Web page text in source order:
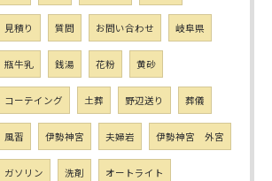
見積り 質問 お問い合わせ 岐阜県
瓶牛乳 銭湯 花粉 黄砂
コーテイング 土葬 野辺送り 葬儀
風習 伊勢神宮 夫婦岩 伊勢神宮 外宮
ガソリン 洗剤 オートライト